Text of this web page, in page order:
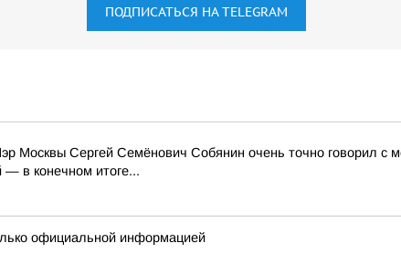
ПОДПИСАТЬСЯ НА TELEGRAM
Москвы Сергей Семёнович Собянин очень точно говорил
в конечном итоге...
официальной информацией